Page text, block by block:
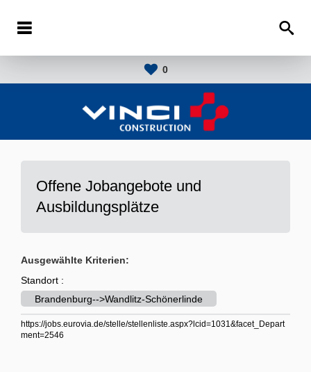
0
Offene Jobangebote und
Ausbildungsplätze
Ausgewählte Kriterien:
Standort :
Brandenburg-->Wandlitz-Schönerlinde
https://jobs.eurovia.de/stelle/stellenliste.aspx?lcid=1031&facet_Depart
ment=2546